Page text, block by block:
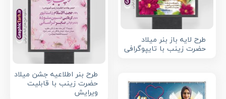
طرح لایه باز بنر میلاد
حضرت زینب با تایپوگرافی
طرح بنر اطلاعیه جشن میلاد
حضرت زینب با قابلیت
ویرایش